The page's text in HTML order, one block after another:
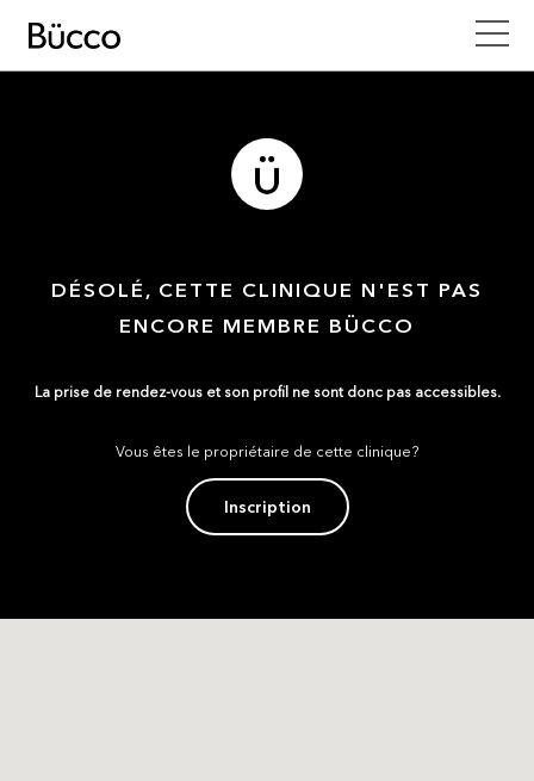
DÉSOLÉ, CETTE CLINIQUE N'EST PAS
ENCORE MEMBRE BÜCCO
La prise de rendez-vous et son profil ne sont donc pas accessibles.
Vous êtes le propriétaire de cette clinique?
Inscription